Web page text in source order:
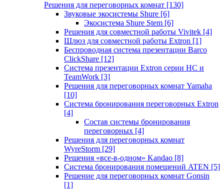
Решения для переговорных комнат [130]
Звуковые экосистемы Shure [6]
Экосистема Shure Stem [6]
Решения для совместной работы Vivitek [4]
Шлюз для совместной работы Extron [1]
Беспроводная система презентации Barco
ClickShare [12]
Система презентации Extron серии HC и
TeamWork [3]
Решения для переговорных комнат Yamaha
[10]
Система бронирования переговорных Extron
[4]
Состав системы бронирования
переговорных [4]
Решения для переговорных комнат
WyreStorm [29]
Решения «все-в-одном» Kandao [8]
Система бронирования помещений ATEN [5]
Решение для переговорных комнат Gonsin
[1]